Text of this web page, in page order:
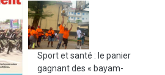
Sport et santé : le panier
gagnant des « bayam-